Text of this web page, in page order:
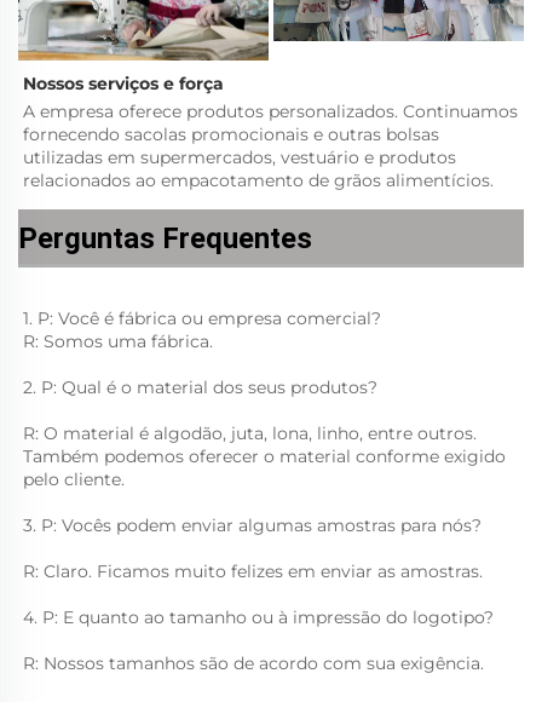
Nossos serviços e força
A empresa oferece produtos personalizados. Continuamos
fornecendo sacolas promocionais e outras bolsas
utilizadas em supermercados, vestuário e produtos
relacionados ao empacotamento de grãos alimentícios.
Perguntas Frequentes
1. P: Você é fábrica ou empresa comercial?
R: Somos uma fábrica.
2. P: Qual é o material dos seus produtos?
R: O material é algodão, juta, lona, linho, entre outros.
Também podemos oferecer o material conforme exigido
pelo cliente.
3. P: Vocês podem enviar algumas amostras para nós?
R: Claro. Ficamos muito felizes em enviar as amostras.
4. P: E quanto ao tamanho ou à impressão do logotipo?
R: Nossos tamanhos são de acordo com sua exigência.